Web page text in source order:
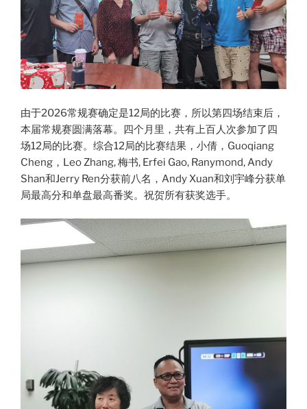
由于2026常规赛确定是12局的比赛，所以第四场结束后，
本届常规赛圆满落幕。四个月里，共有上百人次参加了四
场12局的比赛。综合12局的比赛结果，小倩，Guoqiang
Cheng，Leo Zhang, 梅书, Erfei Gao, Ranymond, Andy
Shan和Jerry Ren分获前八名，Andy Xuan和刘宇峰分获单
局最高分和单盘最高番奖。祝贺所有获奖选手。